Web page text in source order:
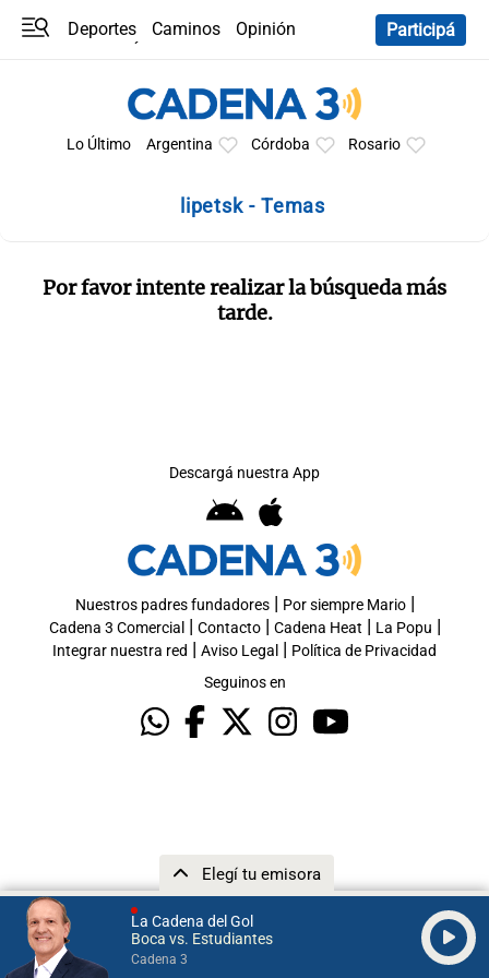
La Cadena del Gol
Boca vs. Estudiantes
Cadena 3
Elegí tu emisora
Deportes Caminos
Opinión
Participá
Lo Último Argentina Córdoba Rosario
lipetsk - Temas
Por favor intente realizar la búsqueda más
tarde.
Descargá nuestra App
Nuestros padres fundadores| Por siempre Mario|
Cadena 3 Comercial | Contacto| Cadena Heat | La Popu |
Integrar nuestra red | Aviso Legal | Política de Privacidad
Seguinos en